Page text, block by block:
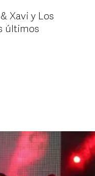
Xavi y Los
últimos